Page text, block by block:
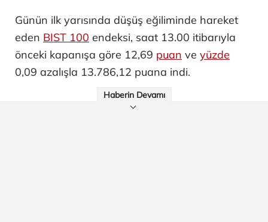
Günün ilk yarısında düşüş eğiliminde hareket
eden BIST 100 endeksi, saat 13.00 itibarıyla
önceki kapanışa göre 12,69 puan ve yüzde
0,09 azalışla 13.786,12 puana indi.
Haberin Devamı